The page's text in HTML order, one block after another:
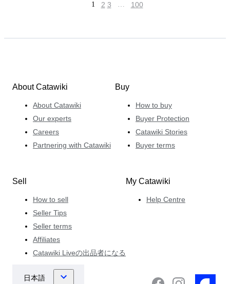
1 2 3 … 100
About Catawiki
About Catawiki
Our experts
Careers
Partnering with Catawiki
Buy
How to buy
Buyer Protection
Catawiki Stories
Buyer terms
Sell
How to sell
Seller Tips
Seller terms
Affiliates
Catawiki Liveの出品者になる
My Catawiki
Help Centre